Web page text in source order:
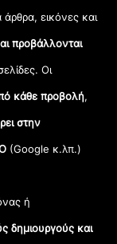
εικόνες και
προβάλλονται
Οι
κάθε προβολή,
στην
(Google κ.λπ.)
ή
δημιουργούς και